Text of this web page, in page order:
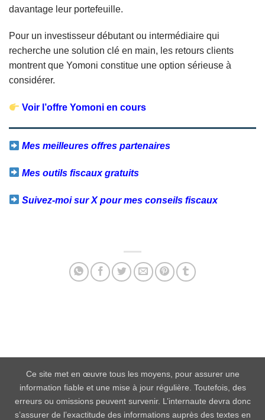
davantage leur portefeuille.
Pour un investisseur débutant ou intermédiaire qui
recherche une solution clé en main, les retours clients
montrent que Yomoni constitue une option sérieuse à
considérer.
Voir l’offre Yomoni en cours
Mes meilleures offres partenaires
Mes outils fiscaux gratuits
Suivez-moi sur X pour mes conseils fiscaux
Ce site met en œuvre tous les moyens, pour assurer une
information fiable et une mise à jour régulière. Toutefois, des
erreurs ou omissions peuvent survenir. L’internaute devra donc
s’assurer de l’exactitude des informations auprès des textes en